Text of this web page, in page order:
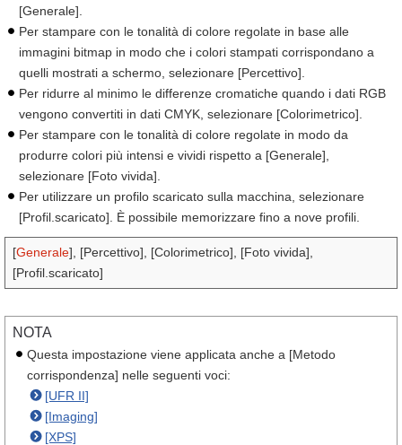
[Generale].
Per stampare con le tonalità di colore regolate in base alle
immagini bitmap in modo che i colori stampati corrispondano a
quelli mostrati a schermo, selezionare [Percettivo].
Per ridurre al minimo le differenze cromatiche quando i dati RGB
vengono convertiti in dati CMYK, selezionare [Colorimetrico].
Per stampare con le tonalità di colore regolate in modo da
produrre colori più intensi e vividi rispetto a [Generale],
selezionare [Foto vivida].
Per utilizzare un profilo scaricato sulla macchina, selezionare
[Profil.scaricato]. È possibile memorizzare fino a nove profili.
[Generale], [Percettivo], [Colorimetrico], [Foto vivida],
[Profil.scaricato]
NOTA
Questa impostazione viene applicata anche a [Metodo
corrispondenza] nelle seguenti voci:
[UFR II]
[Imaging]
[XPS]